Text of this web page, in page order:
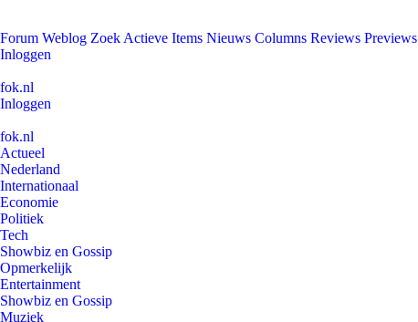
Forum Weblog Zoek Actieve Items Nieuws Columns Reviews Previews
Inloggen
fok.nl
Inloggen
fok.nl
Actueel
Nederland
Internationaal
Economie
Politiek
Tech
Showbiz en Gossip
Opmerkelijk
Entertainment
Showbiz en Gossip
Muziek